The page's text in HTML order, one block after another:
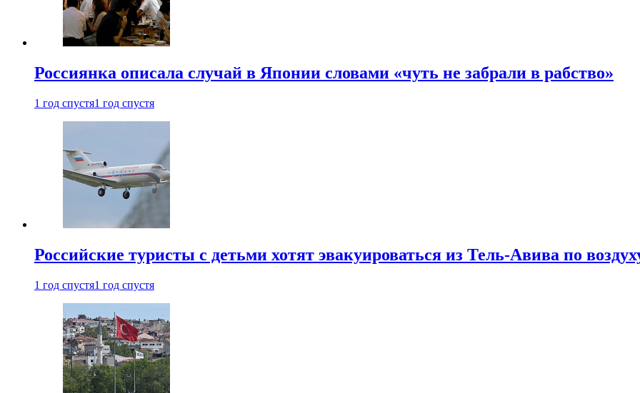
Россиянка описала случай в Японии словами «чуть не забрали в рабство»
1 год спустя1 год спустя
Российские туристы с детьми хотят эвакуироваться из Тель-Авива по
1 год спустя1 год спустя